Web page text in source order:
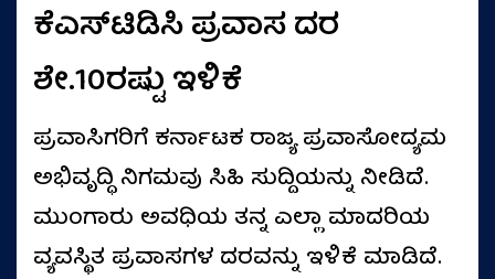
ಕೆಎಸ್‌ಟಿಡಿಸಿ ಪ್ರವಾಸ ದರ
ಶೇ.10ರಷ್ಟು ಇಳಿಕೆ
ಪ್ರವಾಸಿಗರಿಗೆ ಕರ್ನಾಟಕ ರಾಜ್ಯ ಪ್ರವಾಸೋದ್ಯಮ
ಅಭಿವೃದ್ಧಿ ನಿಗಮವು ಸಿಹಿ ಸುದ್ದಿಯನ್ನು ನೀಡಿದೆ.
ಮುಂಗಾರು ಅವಧಿಯ ತನ್ನ ಎಲ್ಲಾ ಮಾದರಿಯ
ವ್ಯವಸ್ಥಿತ ಪ್ರವಾಸಗಳ ದರವನ್ನು ಇಳಿಕೆ ಮಾಡಿದೆ.